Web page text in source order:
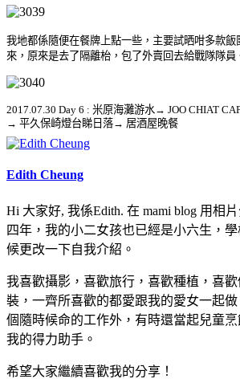
我地都係隨便在餐牌上點一些，主要試晒咁多款
來，原來是去了隔離枱，包了外賣回去給戰隊隊員
2017.07.30 Day 6 : 米原海灘游水 → JOO CHIAT
→ 平久保崎燈台睇日落→ 居酒屋晚餐
Edith Cheung
Hi 大家好, 我係Edith. 在 mami blog 用相
四年，我的小二女孩也已經是小六生，
候更改一下自我介紹。
我喜歡攝影，喜歡旅行，喜歡種植，喜
裝，一齊所喜歡的都愛跟我的愛女一起
個隨時候命的工作外，有時還當起兒童
我的得力助手。
希望大家繼續喜歡我的分享！